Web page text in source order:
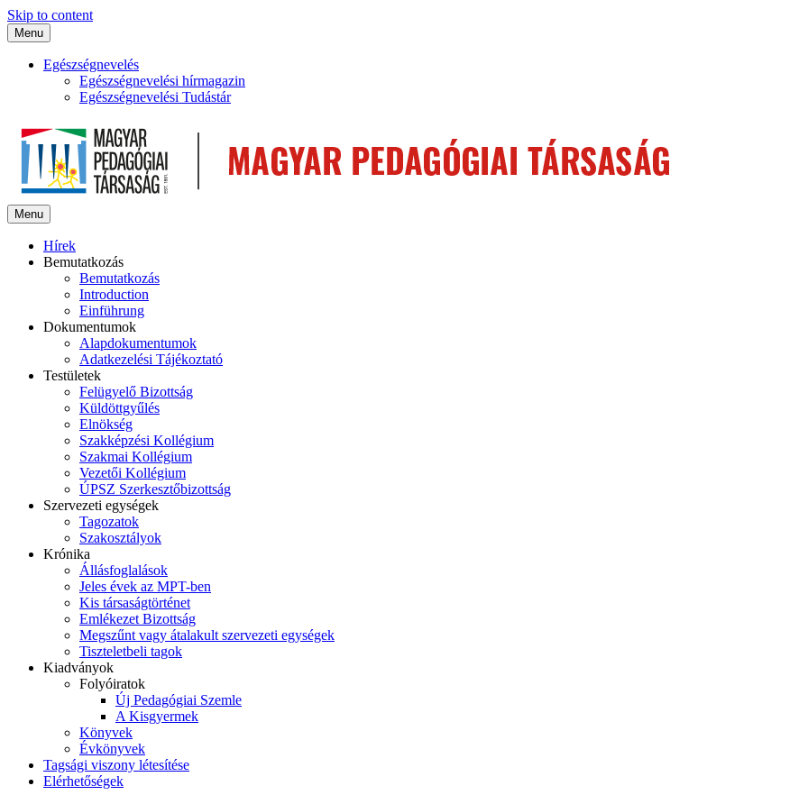
Skip to content
Menu
Egészségnevelés
Egészségnevelési hírmagazin
Egészségnevelési Tudástár
Menu
Hírek
Bemutatkozás
Bemutatkozás
Introduction
Einführung
Dokumentumok
Alapdokumentumok
Adatkezelési Tájékoztató
Testületek
Felügyelő Bizottság
Küldöttgyűlés
Elnökség
Szakképzési Kollégium
Szakmai Kollégium
Vezetői Kollégium
ÚPSZ Szerkesztőbizottság
Szervezeti egységek
Tagozatok
Szakosztályok
Krónika
Állásfoglalások
Jeles évek az MPT-ben
Kis társaságtörténet
Emlékezet Bizottság
Megszűnt vagy átalakult szervezeti egységek
Tiszteletbeli tagok
Kiadványok
Folyóiratok
Új Pedagógiai Szemle
A Kisgyermek
Könyvek
Évkönyvek
Tagsági viszony létesítése
Elérhetőségek